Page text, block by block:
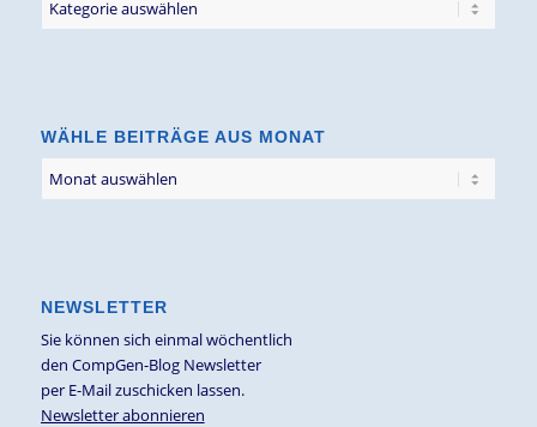
Blogbeiträge
WÄHLE BEITRÄGE AUS MONAT
NEWSLETTER
Sie können sich einmal wöchentlich
den CompGen-Blog Newsletter
per E-Mail zuschicken lassen.
Newsletter abonnieren